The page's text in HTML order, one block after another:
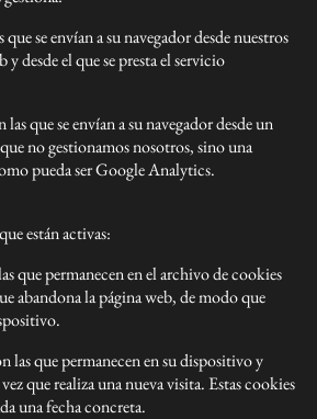
se envían a su navegador desde nuestros
desde el que se presta el servicio
que se envían a su navegador desde un
no gestionamos nosotros, sino una
pueda ser Google Analytics.
están activas:
que permanecen en el archivo de cookies
abandona la página web, de modo que
las que permanecen en su dispositivo y
que realiza una nueva visita. Estas cookies
una fecha concreta.